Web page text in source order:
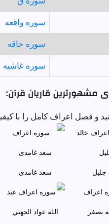
سوره واقعه
سوره حاقه
سوره غاشيه
مشهورترین قاریان قرآن:
و فصل اعراف کامل را با کیفیت
جليل سعد غامدی